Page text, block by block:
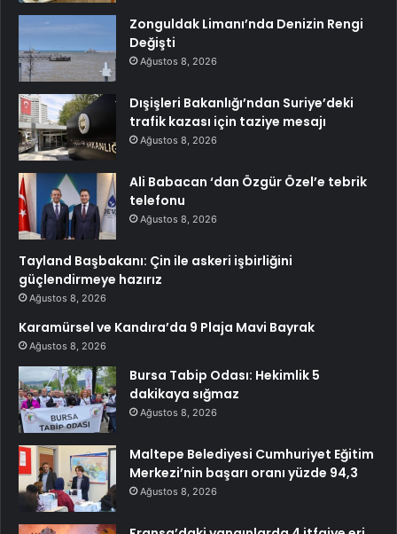
Zonguldak Limanı’nda Denizin Rengi
Değişti
Ağustos 8, 2026
Dışişleri Bakanlığı’ndan Suriye’deki
trafik kazası için taziye mesajı
Ağustos 8, 2026
Ali Babacan ‘dan Özgür Özel’e tebrik
telefonu
Ağustos 8, 2026
Tayland Başbakanı: Çin ile askeri işbirliğini
güçlendirmeye hazırız
Ağustos 8, 2026
Karamürsel ve Kandıra’da 9 Plaja Mavi Bayrak
Ağustos 8, 2026
Bursa Tabip Odası: Hekimlik 5
dakikaya sığmaz
Ağustos 8, 2026
Maltepe Belediyesi Cumhuriyet Eğitim
Merkezi’nin başarı oranı yüzde 94,3
Ağustos 8, 2026